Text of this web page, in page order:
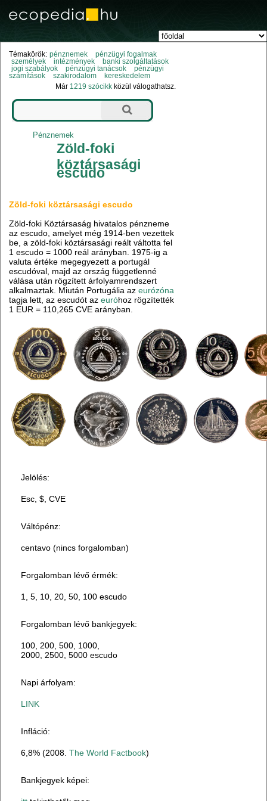
Témakörök: pénznemek
pénzügyi fogalmak
személyek
intézmények
banki szolgáltatások
jogi szabályok
pénzügyi tanácsok
pénzügyi
számítások
szakirodalom
kereskedelem
Már 1219 szócikk közül válogathatsz.
Pénznemek
Zöld-foki
köztársasági
escudo
Zöld-foki köztársasági escudo
Zöld-foki Köztársaság hivatalos pénzneme
az escudo, amelyet még 1914-ben vezettek
be, a zöld-foki köztársasági reált váltotta fel
1 escudo = 1000 reál arányban. 1975-ig a
valuta értéke megegyezett a portugál
escudóval, majd az ország függetlenné
válása után rögzített árfolyamrendszert
alkalmaztak. Miután Portugália azeurózóna
tagja lett, az escudót azeuróhoz rögzítették
1 EUR = 110,265 CVE arányban.
Jelölés:
Esc, $, CVE
Váltópénz:
centavo (nincs forgalomban)
Forgalomban lévő érmék:
1, 5, 10, 20, 50, 100 escudo
Forgalomban lévő bankjegyek:
100, 200, 500, 1000,
2000, 2500, 5000 escudo
Napi árfolyam:
LINK
Infláció:
6,8% (2008.The World Factbook)
Bankjegyek képei: